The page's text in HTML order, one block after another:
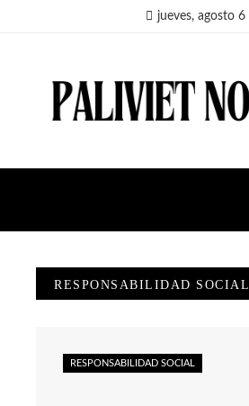
jueves, agosto 6
RESPONSABILIDAD SOCIAL
RESPONSABILIDAD SOCIAL